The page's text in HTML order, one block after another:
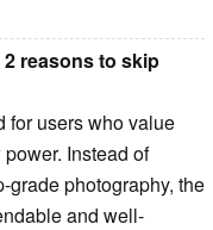
reasons to skip
for users who value
Instead of
grade photography, the
and well-